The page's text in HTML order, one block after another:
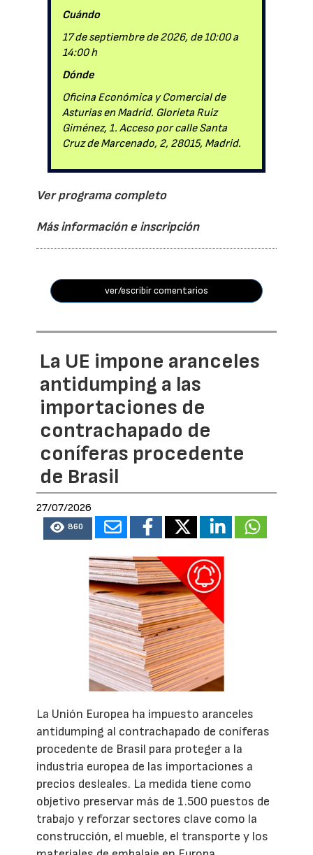
Cuándo
17 de septiembre de 2026, de 10:00 a
14:00 h
Dónde
Oficina Económica y Comercial de
Asturias en Madrid. Glorieta Ruiz
Giménez, 1. Acceso por calle Santa
Cruz de Marcenado, 2, 28015, Madrid.
Ver programa completo
Más información e inscripción
ver/escribir comentarios
La UE impone aranceles
antidumping a las
importaciones de
contrachapado de
coníferas procedente
de Brasil
27/07/2026
860
La Unión Europea ha impuesto aranceles
antidumping al contrachapado de coníferas
procedente de Brasil para proteger a la
industria europea de las importaciones a
precios desleales. La medida tiene como
objetivo preservar más de 1.500 puestos de
trabajo y reforzar sectores clave como la
construcción, el mueble, el transporte y los